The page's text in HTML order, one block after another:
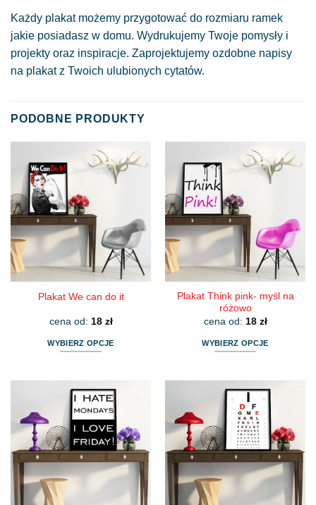
Każdy plakat możemy przygotować do rozmiaru ramek
jakie posiadasz w domu. Wydrukujemy Twoje pomysły i
projekty oraz inspiracje. Zaprojektujemy ozdobne napisy
na plakat z Twoich ulubionych cytatów.
PODOBNE PRODUKTY
Plakat We can do it
cena od: 18 zł
WYBIERZ OPCJE
ma
wiele
wariantów.
Opcje
można
wybrać
Plakat Think pink- myśl na
różowo
cena od: 18 zł
WYBIERZ OPCJE
ma
wiele
wariantów.
Opcje
można
wybrać
na
stronie